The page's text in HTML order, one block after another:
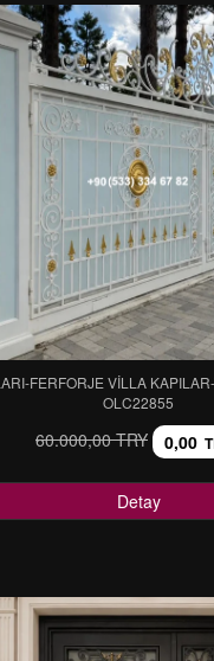
FERFORJE VİLLA
OLC22855
60.000,00 TRY 0,00
Detay